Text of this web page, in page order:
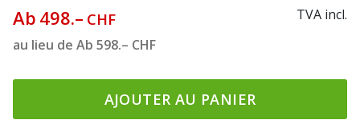
Ab 498.– CHF
TVA incl.
au lieu de Ab 598.– CHF
AJOUTER AU PANIER